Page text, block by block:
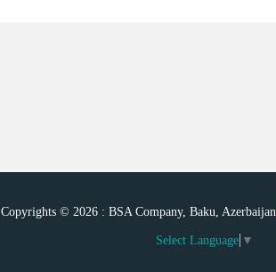
Copyrights © 2026 : BSA Company, Baku, Azerbaijan
Select Language ▼